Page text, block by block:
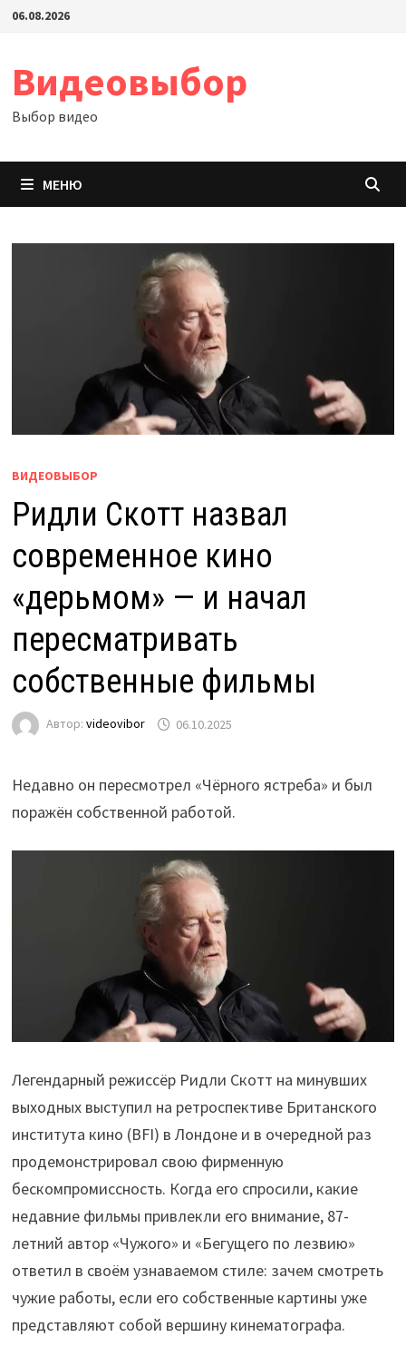
Перейти
06.08.2026
Видеовыбор
Выбор видео
МЕНЮ
ВИДЕОВЫБОР
Ридли Скотт назвал
современное кино
«дерьмом» — и начал
пересматривать
собственные фильмы
Автор: videovibor 06.10.2025
Недавно он пересмотрел «Чёрного ястреба» и был
поражён собственной работой.
Легендарный режиссёр Ридли Скотт на минувших
выходных выступил на ретроспективе Британского
института кино (BFI) в Лондоне и в очередной раз
продемонстрировал свою фирменную
бескомпромиссность. Когда его спросили, какие
недавние фильмы привлекли его внимание, 87-
летний автор «Чужого» и «Бегущего по лезвию»
ответил в своём узнаваемом стиле: зачем смотреть
чужие работы, если его собственные картины уже
представляют собой вершину кинематографа.